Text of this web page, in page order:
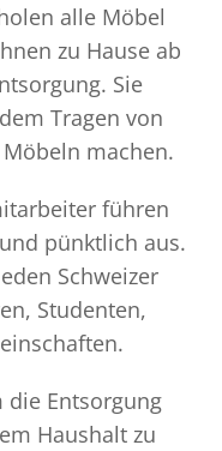
alle Möbel
zu Hause ab
Sie
Tragen von
machen.
führen
pünktlich aus.
Schweizer
Studenten,
die Entsorgung
Haushalt zu